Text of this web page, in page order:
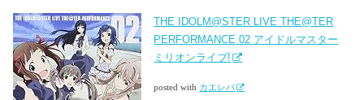
THE IDOLM@STER LIVE THE@TER
PERFORMANCE 02 アイドルマスター
ミリオンライブ!
posted with カエレバ